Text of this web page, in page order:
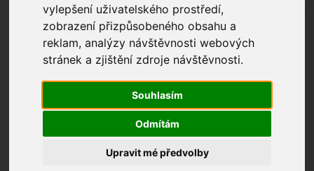
vylepšení uživatelského prostředí,
zobrazení přizpůsobeného obsahu a
reklam, analýzy návštěvnosti webových
stránek a zjištění zdroje návštěvnosti.
Souhlasím
Odmítám
Upravit mé předvolby
Zobrazit místní čas zápasu
ne 26.11.2023 čas bude určen
Estadio de Vallecas, Madrid
(Španělsko)
La Liga
Akce již proběhla. Nicméně můžete zkusit jinou
událost.